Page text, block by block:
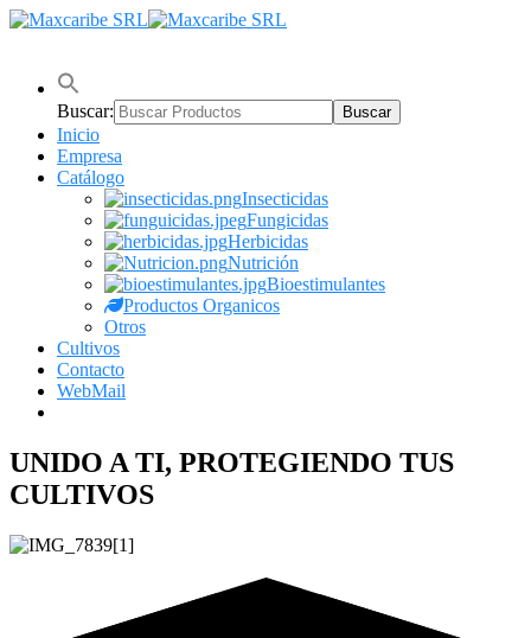
Buscar:
Inicio
Empresa
Catálogo
Insecticidas
Fungicidas
Herbicidas
Nutrición
Bioestimulantes
Productos Organicos
Otros
Cultivos
Contacto
WebMail
UNIDO A TI, PROTEGIENDO TUS
CULTIVOS